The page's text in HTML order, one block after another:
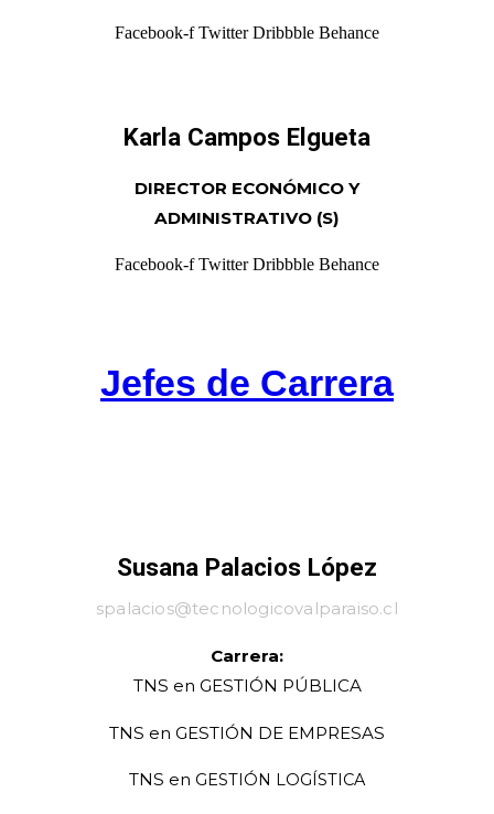
Facebook-f Twitter Dribbble Behance
Karla Campos Elgueta
DIRECTOR ECONÓMICO Y
ADMINISTRATIVO (S)
Facebook-f Twitter Dribbble Behance
Jefes de Carrera
Susana Palacios López
spalacios@tecnologicovalparaiso.cl
Carrera:
TNS en GESTIÓN PÚBLICA
TNS en GESTIÓN DE EMPRESAS
TNS en GESTIÓN LOGÍSTICA